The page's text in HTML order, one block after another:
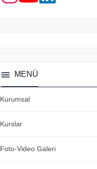
MENÜ
Kurumsal
Kurslar
Foto-Video Galeri